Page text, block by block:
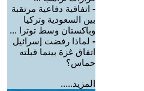
- اتفاقية دفاعية مرتقبة
بين السعودية وتركيا
وباكستان وسط توترا ...
- لماذا رفضت إسرائيل
اتفاق غزة بينما قبلته
حماس؟
المزيد.....